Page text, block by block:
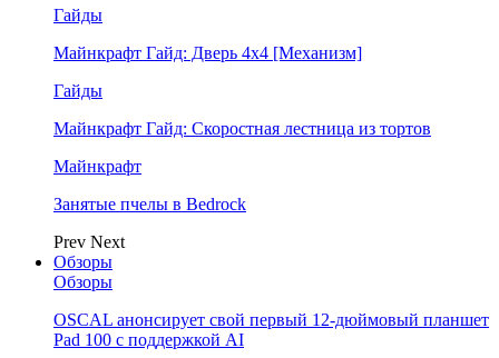
Гайды
Майнкрафт Гайд: Дверь 4х4 [Механизм]
Гайды
Майнкрафт Гайд: Скоростная лестница из тортов
Майнкрафт
Занятые пчелы в Bedrock
Prev Next
Обзоры
Обзоры
OSCAL анонсирует свой первый 12-дюймовый планшет
Pad 100 с поддержкой AI